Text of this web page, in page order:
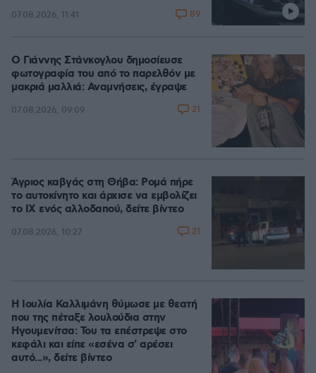
07.08.2026, 11:41 89
Ο Γιάννης Στάνκογλου δημοσίευσε
φωτογραφία του από το παρελθόν με
μακριά μαλλιά: Αναμνήσεις, έγραψε
07.08.2026, 09:09 21
Άγριος καβγάς στη Θήβα: Ρομά πήρε
το αυτοκίνητο και άρχισε να εμβολίζει
το ΙΧ ενός αλλοδαπού, δείτε βίντεο
07.08.2026, 10:27 21
Η Ιουλία Καλλιμάνη θύμωσε με θεατή
που της πέταξε λουλούδια στην
Ηγουμενίτσα: Του τα επέστρεψε στο
κεφάλι και είπε «εσένα σ' αρέσει
αυτό...», δείτε βίντεο